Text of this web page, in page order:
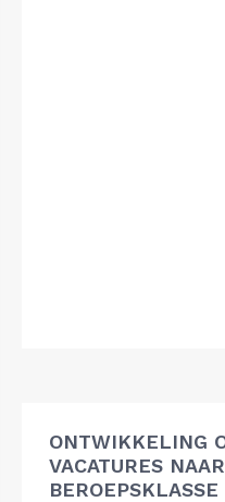
ONTWIKKELING
VACATURES NAAR